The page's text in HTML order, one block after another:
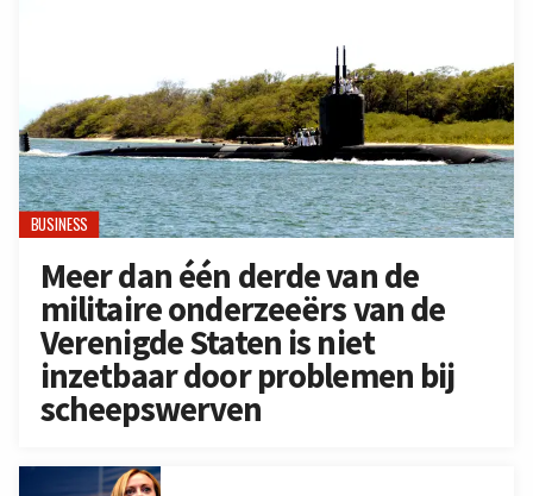
BUSINESS
Meer dan één derde van de
militaire onderzeeërs van de
Verenigde Staten is niet
inzetbaar door problemen bij
scheepswerven